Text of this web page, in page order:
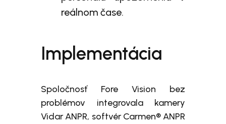
reálnom čase.
Implementácia
Spoločnosť Fore Vision bez
problémov integrovala kamery
Vidar ANPR, softvér Carmen® ANPR